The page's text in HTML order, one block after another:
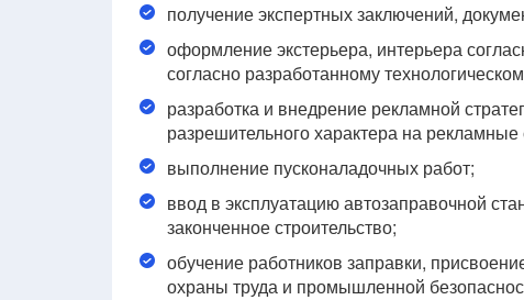
получение экспертных заключений,
оформление экстерьера, интерьера
согласно разработанному
разработка и внедрение рекламной
разрешительного характера на рекламные
выполнение пусконаладочных работ;
ввод в эксплуатацию автозаправочной
законченное строительство;
обучение работников заправки,
охраны труда и промышленной